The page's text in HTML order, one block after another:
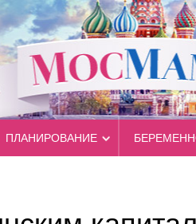
ПЛАНИРОВАНИЕ